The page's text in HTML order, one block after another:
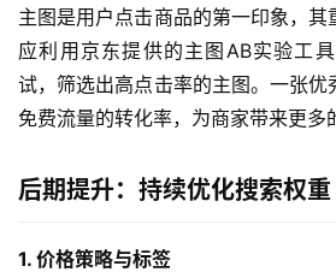
主图是用户点击商品的第一印象，其
应利用京东提供的主图AB实验工
试，筛选出高点击率的主图。一张
免费流量的转化率，为商家带来更多
后期提升：持续优化搜索权重
1. 价格策略与标签